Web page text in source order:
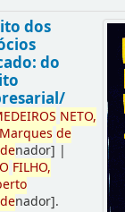
dos
do
DEIROS NETO,
Marques de
denador] |
FILHO,
denador].